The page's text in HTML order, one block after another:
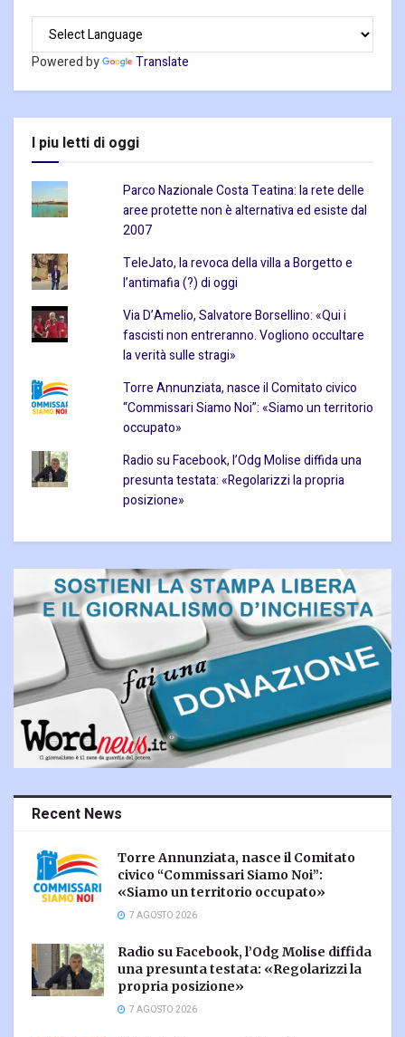
Powered by Translate
I piu letti di oggi
Parco Nazionale Costa Teatina: la rete delle
aree protette non è alternativa ed esiste dal
2007
TeleJato, la revoca della villa a Borgetto e
l’antimafia (?) di oggi
Via D’Amelio, Salvatore Borsellino: «Qui i
fascisti non entreranno. Vogliono occultare
la verità sulle stragi»
Torre Annunziata, nasce il Comitato civico
“Commissari Siamo Noi”: «Siamo un territorio
occupato»
Radio su Facebook, l’Odg Molise diffida una
presunta testata: «Regolarizzi la propria
posizione»
Recent News
Torre Annunziata, nasce il Comitato
civico “Commissari Siamo Noi”:
«Siamo un territorio occupato»
7 AGOSTO 2026
Radio su Facebook, l’Odg Molise diffida
una presunta testata: «Regolarizzi la
propria posizione»
7 AGOSTO 2026